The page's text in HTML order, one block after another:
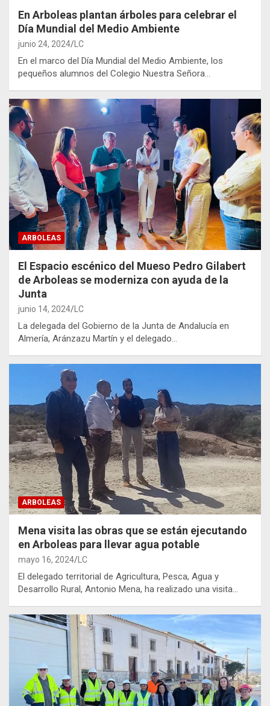
En Arboleas plantan árboles para celebrar el
Día Mundial del Medio Ambiente
junio 24, 2024 LC
En el marco del Día Mundial del Medio Ambiente, los
pequeños alumnos del Colegio Nuestra Señora…
ARBOLEAS
El Espacio escénico del Mueso Pedro Gilabert
de Arboleas se moderniza con ayuda de la
Junta
junio 14, 2024 LC
La delegada del Gobierno de la Junta de Andalucía en
Almería, Aránzazu Martín y el delegado…
ARBOLEAS
Mena visita las obras que se están ejecutando
en Arboleas para llevar agua potable
mayo 16, 2024 LC
El delegado territorial de Agricultura, Pesca, Agua y
Desarrollo Rural, Antonio Mena, ha realizado una visita…